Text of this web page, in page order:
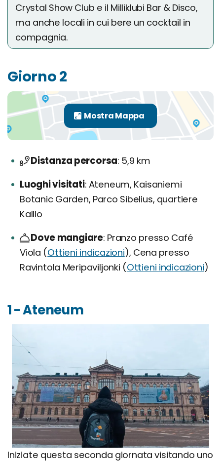
Crystal Show Club e il Milliklubi Bar & Disco,
ma anche locali in cui bere un cocktail in
compagnia.
Giorno 2
Distanza percorsa 5,9 km
Luoghi visitati Ateneum, Kaisaniemi
Botanic Garden, Parco Sibelius, quartiere
Kallio
Dove mangiare Pranzo presso Café
Viola (Ottieni indicazioni), Cena presso
Ravintola Meripaviljonki (Ottieni indicazioni)
1 - Ateneum
Iniziate questa seconda giornata visitando uno